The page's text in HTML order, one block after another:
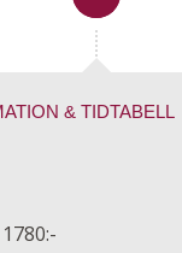
& TIDTABELL